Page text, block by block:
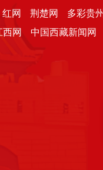
红网 荆楚网
多彩贵
西网
中国西藏新闻网